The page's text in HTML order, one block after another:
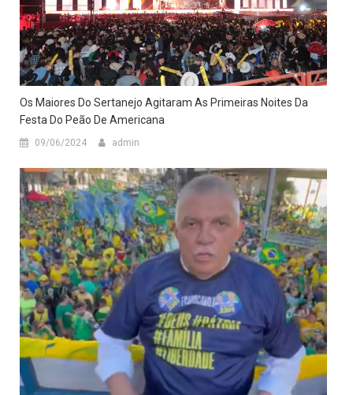
Os Maiores Do Sertanejo Agitaram As Primeiras Noites Da
Festa Do Peão De Americana
09/06/2024 admin